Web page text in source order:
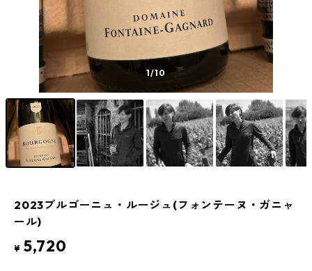
1/10
2023ブルゴーニュ・ルージュ(フォンテーヌ・ガニャ
ール)
¥ 5,720